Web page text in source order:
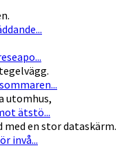
ätstö...
invå...